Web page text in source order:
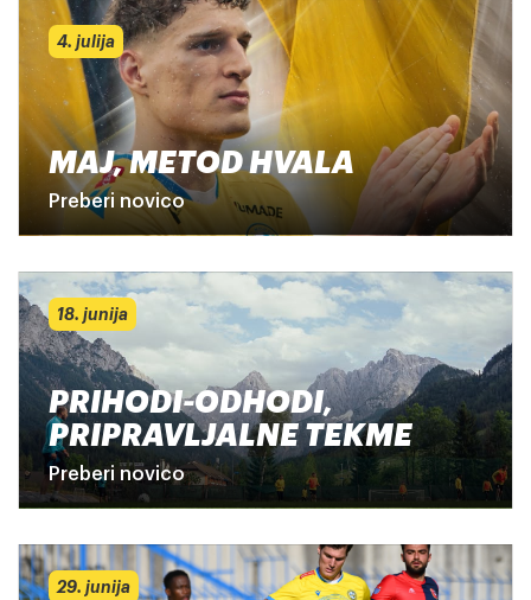
4. julija
MAJ, METOD HVALA
Preberi novico
18. junija
PRIHODI-ODHODI,
PRIPRAVLJALNE TEKME
Preberi novico
29. junija